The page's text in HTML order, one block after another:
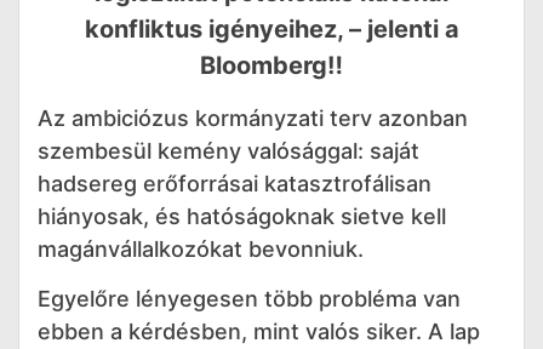
konfliktus igényeihez, – jelenti a
Bloomberg‼️
Az ambiciózus kormányzati terv azonban
szembesül kemény valósággal: saját
hadsereg erőforrásai katasztrofálisan
hiányosak, és hatóságoknak sietve kell
magánvállalkozókat bevonniuk.
Egyelőre lényegesen több probléma van
ebben a kérdésben, mint valós siker. A lap